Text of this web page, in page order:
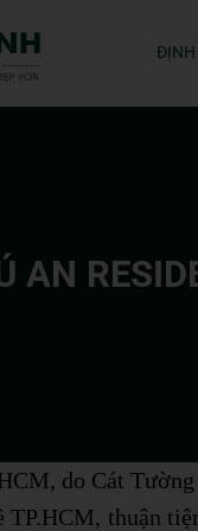
ĐỊNH
AN
do Cát
thuận